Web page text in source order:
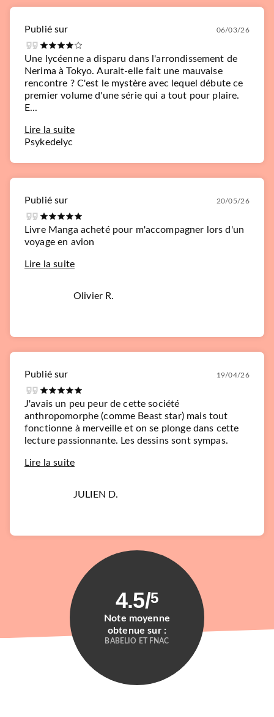
Publié sur 06/03/26
Une lycéenne a disparu dans l'arrondissement de
Nerima à Tokyo. Aurait-elle fait une mauvaise
rencontre ? C'est le mystère avec lequel débute ce
premier volume d'une série qui a tout pour plaire.
E...
Lire la suite
Psykedelyc
Publié sur 20/05/26
Livre Manga acheté pour m'accompagner lors d'un
voyage en avion
Lire la suite
Olivier R.
Publié sur 19/04/26
J'avais un peu peur de cette société
anthropomorphe (comme Beast star) mais tout
fonctionne à merveille et on se plonge dans cette
lecture passionnante. Les dessins sont sympas.
Lire la suite
JULIEN D.
4.5/5
Note moyenne
obtenue sur :
BABELIO ET FNAC